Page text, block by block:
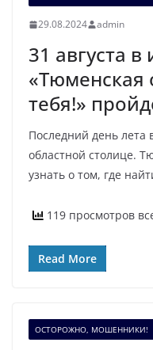
29.08.2024 admin
31 августа
«Тюменская
тебя!»
Последний день
областной столице.
узнать о том, где
119 просмотров
Read More
ОСТОРОЖНО, МОШЕННИКИ!